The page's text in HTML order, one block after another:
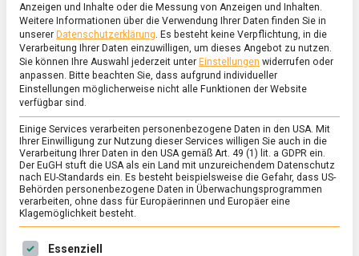
ERNÄHRUNG & GESUNDHEIT /FEATURED
Wider dem Klimawandel – Berliner
Start-ups im House of Food
1. Oktober 2021
Anzeigen und Inhalte oder die Messung von Anzeigen und Inhalten.
Weitere Informationen über die Verwendung Ihrer Daten finden Sie in
unserer Datenschutzerklärung. Es besteht keine Verpflichtung, in die
Verarbeitung Ihrer Daten einzuwilligen, um dieses Angebot zu nutzen.
Sie können Ihre Auswahl jederzeit unter Einstellungen widerrufen oder
anpassen. Bitte beachten Sie, dass aufgrund individueller
Einstellungen möglicherweise nicht alle Funktionen der Website
verfügbar sind.
Einige Services verarbeiten personenbezogene Daten in den USA. Mit
Ihrer Einwilligung zur Nutzung dieser Services willigen Sie auch in die
Verarbeitung Ihrer Daten in den USA gemäß Art. 49 (1) lit. a GDPR ein.
Der EuGH stuft die USA als ein Land mit unzureichendem Datenschutz
nach EU-Standards ein. Es besteht beispielsweise die Gefahr, dass US-
Behörden personenbezogene Daten in Überwachungsprogrammen
verarbeiten, ohne dass für Europäerinnen und Europäer eine
Klagemöglichkeit besteht.
Es folgt eine Liste der Service-Gruppen, für die eine
Essenziell